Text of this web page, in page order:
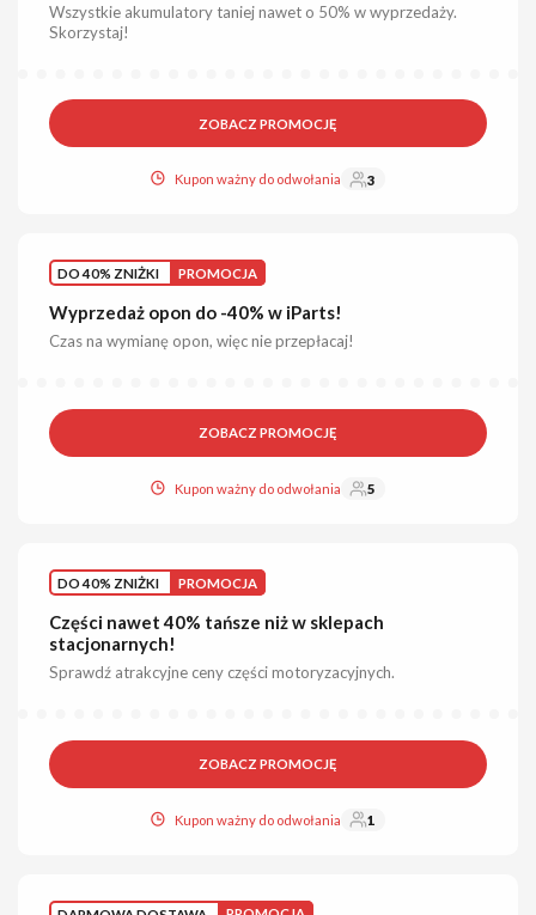
Wszystkie akumulatory taniej nawet o 50% w wyprzedaży.
Skorzystaj!
ZOBACZ PROMOCJĘ
Kupon ważny do odwołania 3
DO 40% ZNIŻKI PROMOCJA
Wyprzedaż opon do -40% w iParts!
Czas na wymianę opon, więc nie przepłacaj!
ZOBACZ PROMOCJĘ
Kupon ważny do odwołania 5
DO 40% ZNIŻKI PROMOCJA
Części nawet 40% tańsze niż w sklepach
stacjonarnych!
Sprawdź atrakcyjne ceny części motoryzacyjnych.
ZOBACZ PROMOCJĘ
Kupon ważny do odwołania 1